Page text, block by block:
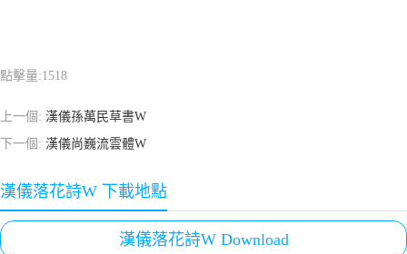
點擊量:1518
上一個: 漢儀孫萬民草書W
下一個: 漢儀尚巍流雲體W
漢儀落花詩W 下載地點
漢儀落花詩W Download